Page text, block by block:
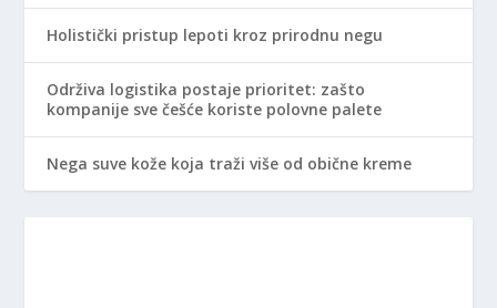
Holistički pristup lepoti kroz prirodnu negu
Održiva logistika postaje prioritet: zašto
kompanije sve češće koriste polovne palete
Nega suve kože koja traži više od obične kreme